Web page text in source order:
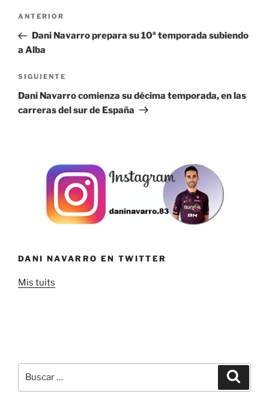
Navegación
entradas
Entrada
anterior:
ANTERIOR
Dani Navarro prepara su 10ª temporada subiendo
a Alba
Siguiente
entrada
SIGUIENTE
Dani Navarro comienza su décima temporada, en las
carreras del sur de España
DANI NAVARRO EN TWITTER
Mis tuits
por: